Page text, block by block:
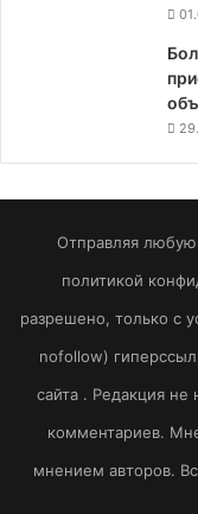
Отправляя любую
политикой
разрешено, только с
nofollow)
сайта . Редакция не
комментариев.
мнением авторов.